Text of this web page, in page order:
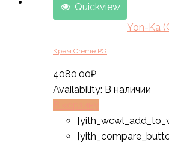
Quickview
Yon-Ka
Крем Creme PG
4080,00₽
Availability: В наличии